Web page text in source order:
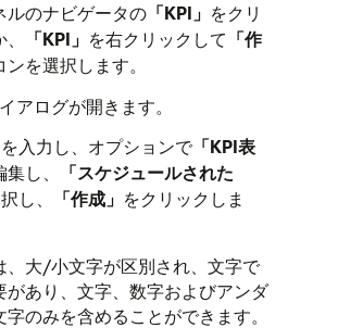
ルのナビゲータの 「KPI」 をクリ
「KPI」 を右クリックして 「作
ンを選択します。
アログが開きます。
を入力し、オプションで「KPI表
集し、
「スケジュールされた
し、 「作成」 をクリックしま
、大/小文字が区別され、文字で
があり、文字、数字およびアンダ
のみを含めることができます。